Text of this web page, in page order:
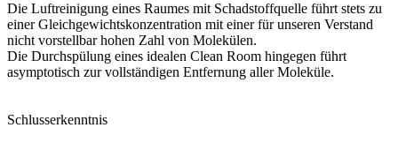
Die Luftreinigung eines Raumes mit Schadstoffquelle führt stets zu
einer Gleichgewichtskonzentration mit einer für unseren Verstand
nicht vorstellbar hohen Zahl von Molekülen.
Die Durchspülung eines idealen Clean Room hingegen führt
asymptotisch zur vollständigen Entfernung aller Moleküle.
Schlusserkenntnis